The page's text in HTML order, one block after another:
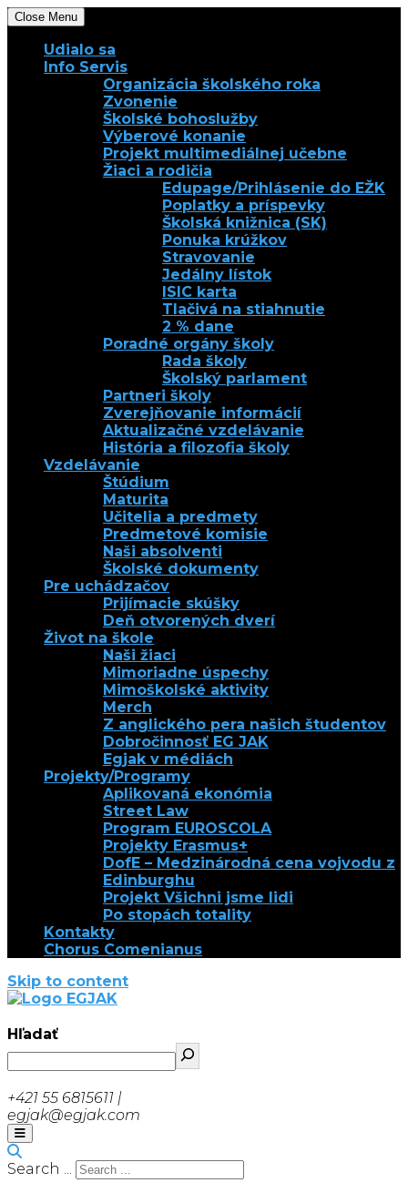
Close Menu
Udialo sa
Info Servis
Organizácia školského roka
Zvonenie
Školské bohoslužby
Výberové konanie
Projekt multimediálnej učebne
Žiaci a rodičia
Edupage/Prihlásenie do EŽK
Poplatky a príspevky
Školská knižnica (SK)
Ponuka krúžkov
Stravovanie
Jedálny lístok
ISIC karta
Tlačivá na stiahnutie
2 % dane
Poradné orgány školy
Rada školy
Školský parlament
Partneri školy
Zverejňovanie informácií
Aktualizačné vzdelávanie
História a filozofia školy
Vzdelávanie
Štúdium
Maturita
Učitelia a predmety
Predmetové komisie
Naši absolventi
Školské dokumenty
Pre uchádzačov
Prijímacie skúšky
Deň otvorených dverí
Život na škole
Naši žiaci
Mimoriadne úspechy
Mimoškolské aktivity
Merch
Z anglického pera našich študentov
Dobročinnosť EG JAK
Egjak v médiách
Projekty/Programy
Aplikovaná ekonómia
Street Law
Program EUROSCOLA
Projekty Erasmus+
DofE – Medzinárodná cena vojvodu z
Edinburghu
Projekt Všichni jsme lidi
Po stopách totality
Kontakty
Chorus Comenianus
Skip to content
EGJAK
Hľadať
+421 55 6815611 |
egjak@egjak.com
Search ...